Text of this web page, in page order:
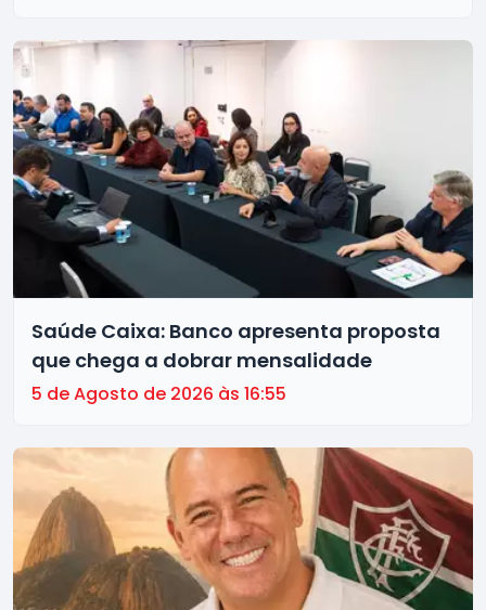
Saúde Caixa: Banco apresenta proposta
que chega a dobrar mensalidade
5 de Agosto de 2026 às 16:55